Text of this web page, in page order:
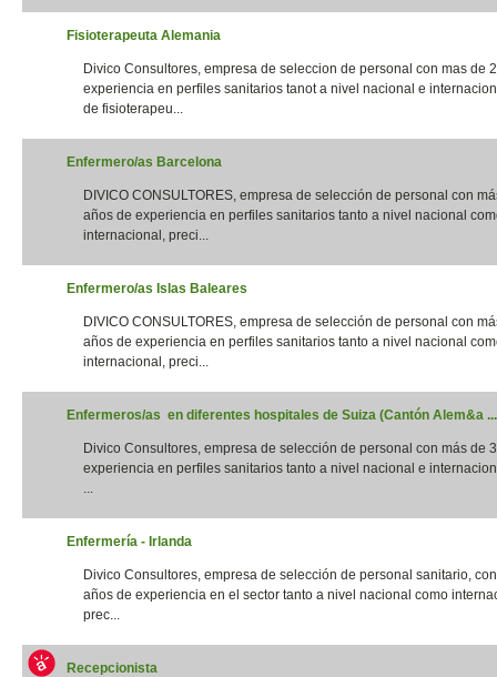
Fisioterapeuta Alemania
Divico Consultores, empresa de seleccion de personal con mas de
experiencia en perfiles sanitarios tanot a nivel nacional e
de fisioterapeu...
Enfermero/as Barcelona
DIVICO CONSULTORES, empresa de selección de personal con
años de experiencia en perfiles sanitarios tanto a nivel nacional
internacional, preci...
Enfermero/as Islas Baleares
DIVICO CONSULTORES, empresa de selección de personal con
años de experiencia en perfiles sanitarios tanto a nivel nacional
internacional, preci...
Enfermeros/as en diferentes hospitales de Suiza (Cantón Alem&a ...
Divico Consultores, empresa de selección de personal con más de
experiencia en perfiles sanitarios tanto a nivel nacional e
...
Enfermería - Irlanda
Divico Consultores, empresa de selección de personal sanitario,
años de experiencia en el sector tanto a nivel nacional como
prec...
Recepcionista